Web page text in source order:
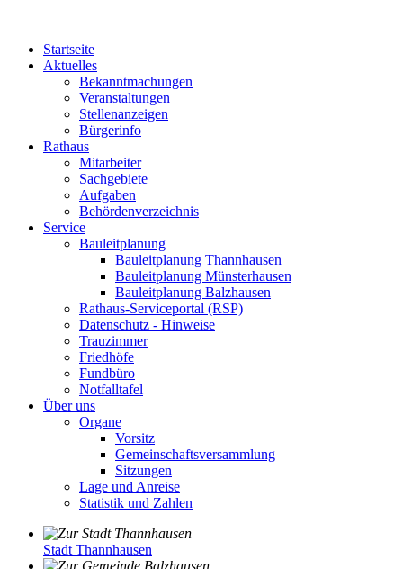
Startseite
Aktuelles
Bekanntmachungen
Veranstaltungen
Stellenanzeigen
Bürgerinfo
Rathaus
Mitarbeiter
Sachgebiete
Aufgaben
Behördenverzeichnis
Service
Bauleitplanung
Bauleitplanung Thannhausen
Bauleitplanung Münsterhausen
Bauleitplanung Balzhausen
Rathaus-Serviceportal (RSP)
Datenschutz - Hinweise
Trauzimmer
Friedhöfe
Fundbüro
Notfalltafel
Über uns
Organe
Vorsitz
Gemeinschaftsversammlung
Sitzungen
Lage und Anreise
Statistik und Zahlen
Stadt Thannhausen